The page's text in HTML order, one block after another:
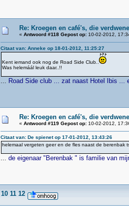
Re: Kroegen en café's, die
« Antwoord #118 Gepost op: 10-02-2012,
Citaat van: Anneke op 18-01-2012, 11:25:27
Kent iemand ook nog de Road Side Club..
Was helemáál leuk daar..!!
... Road Side club ... zat naast Hotel Ibis ...
Re: Kroegen en café's, die
« Antwoord #119 Gepost op: 10-02-2012,
Citaat van: De spienet op 17-01-2012, 13:43:26
helemaal vergeten geer en de fles naast de berenbak
... de eigenaar "Berenbak " is familie van
10 11 12